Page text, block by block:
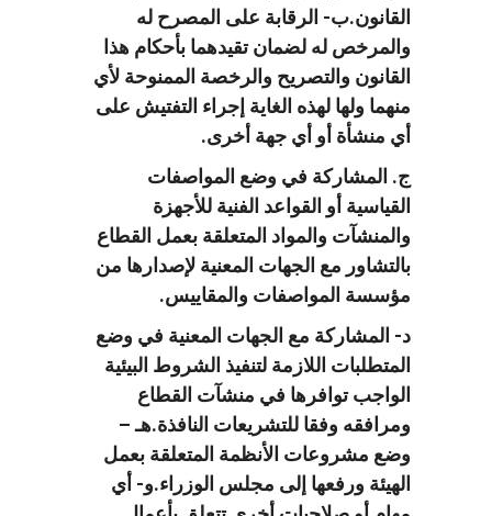
القانون.ب- الرقابة على المصرح له
والمرخص له لضمان تقيدهما بأحكام هذا
القانون والتصريح والرخصة الممنوحة لأي
منهما ولها لهذه الغاية إجراء التفتيش على
أي منشأة أو أي جهة أخرى.
ج. المشاركة في وضع المواصفات
القياسية أو القواعد الفنية للأجهزة
والمنشآت والمواد المتعلقة بعمل القطاع
بالتشاور مع الجهات المعنية لإصدارها من
مؤسسة المواصفات والمقاييس.
د- المشاركة مع الجهات المعنية في وضع
المتطلبات اللازمة لتنفيذ الشروط البيئية
الواجب توافرها في منشآت القطاع
ومرافقه وفقا للتشريعات النافذة.هـ –
وضع مشروعات الأنظمة المتعلقة بعمل
الهيئة ورفعها إلى مجلس الوزراء.و- أي